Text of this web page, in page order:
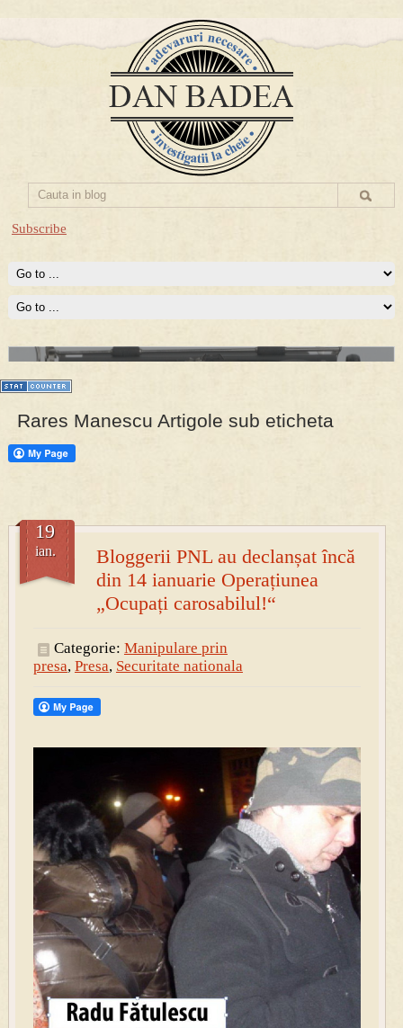
Subscribe
PRESA
Permise pentru vânătoarea de porci în costume, cu gulere albe
Prima mea carte publicata (Nemira)
Averea Presedintelui: prima lucrare despre controversatele
conturi secrete ale Securitatii.
Rares Manescu Artigole sub eticheta
Bloggerii PNL au declanșat încă
din 14 ianuarie Operațiunea
„Ocupați carosabilul!“
19
ian.
Categorie: Manipulare prin
presa, Presa, Securitate nationala